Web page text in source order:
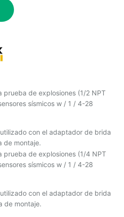
prueba de explosiones (1/2 NPT
sísmicos w / 1 / 4-28
con el adaptador de brida
de montaje.
prueba de explosiones (1/4 NPT
sísmicos w / 1 / 4-28
con el adaptador de brida
de montaje.